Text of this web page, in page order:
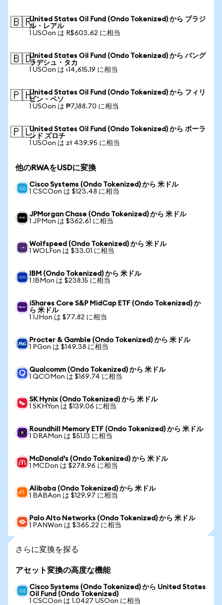
🇧🇷United States Oil Fund (Ondo Tokenized) から ブラジ
ル・レアル
1 USOon は R$603.62 に相当
🇧🇩United States Oil Fund (Ondo Tokenized) から バング
ラデシュ・タカ
1 USOon は ৳14,615.19 に相当
🇵🇭United States Oil Fund (Ondo Tokenized) から フィリ
ピン・ペソ
1 USOon は ₱7,188.70 に相当
🇵🇱United States Oil Fund (Ondo Tokenized) から ポーラ
ンド ズロチ
1 USOon は zł 439.95 に相当
他のRWAをUSDに変換
Cisco Systems (Ondo Tokenized) から 米ドル
1 CSCOon は $123.48 に相当
JPMorgan Chase (Ondo Tokenized) から 米ドル
1 JPMon は $362.61 に相当
Wolfspeed (Ondo Tokenized) から 米ドル
1 WOLFon は $33.01 に相当
IBM (Ondo Tokenized) から 米ドル
1 IBMon は $238.15 に相当
iShares Core S&P MidCap ETF (Ondo Tokenized) か
ら 米ドル
1 IJHon は $77.82 に相当
Procter & Gamble (Ondo Tokenized) から 米ドル
1 PGon は $149.38 に相当
Qualcomm (Ondo Tokenized) から 米ドル
1 QCOMon は $169.74 に相当
SK Hynix (Ondo Tokenized) から 米ドル
1 SKHYon は $139.06 に相当
Roundhill Memory ETF (Ondo Tokenized) から 米ドル
1 DRAMon は $51.13 に相当
McDonald's (Ondo Tokenized) から 米ドル
1 MCDon は $278.96 に相当
Alibaba (Ondo Tokenized) から 米ドル
1 BABAon は $129.97 に相当
Palo Alto Networks (Ondo Tokenized) から 米ドル
1 PANWon は $365.22 に相当
さらに変換を探る
アセット変換の高度な機能
Cisco Systems (Ondo Tokenized) から United States
Oil Fund (Ondo Tokenized)
1 CSCOon は 1.0427 USOon に相当